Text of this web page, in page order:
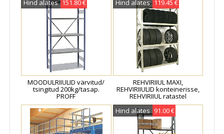
Hind alates 151.80 €
MOODULRIIULID värvitud/
tsingitud 200kg/tasap.
PROFF
Hind alates 119.45 €
REHVIRIIUL MAXI,
REHVIRIIULID konteinerisse,
REHVIRIIUL ratastel
Hind alates 91.00 €